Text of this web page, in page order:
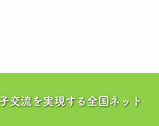
交流を実現する全国ネット